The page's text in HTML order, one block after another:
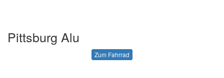
Pittsburg Alu
Zum Fahrrad